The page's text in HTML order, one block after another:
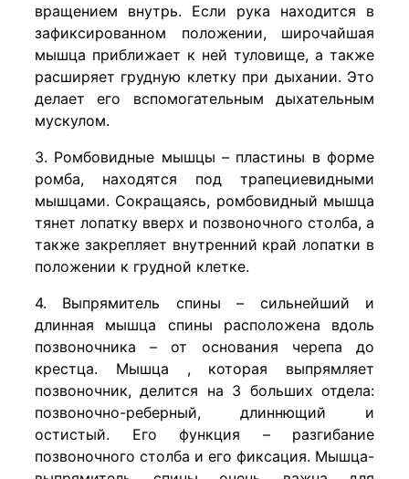
вращением внутрь. Если рука находится в
зафиксированном положении, широчайшая
мышца приближает к ней туловище, а также
расширяет грудную клетку при дыхании. Это
делает его вспомогательным дыхательным
мускулом.
3. Ромбовидные мышцы – пластины в форме
ромба, находятся под трапециевидными
мышцами. Сокращаясь, ромбовидный мышца
тянет лопатку вверх и позвоночного столба, а
также закрепляет внутренний край лопатки в
положении к грудной клетке.
4. Выпрямитель спины – сильнейший и
длинная мышца спины расположена вдоль
позвоночника – от основания черепа до
крестца. Мышца , которая выпрямляет
позвоночник, делится на 3 больших отдела:
позвоночно-реберный, длиннющий и
остистый. Его функция – разгибание
позвоночного столба и его фиксация. Мышца-